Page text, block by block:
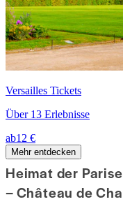
Versailles Tickets
Über 13 Erlebnisse
ab12 €
Mehr entdecken
Heimat der
– Château de